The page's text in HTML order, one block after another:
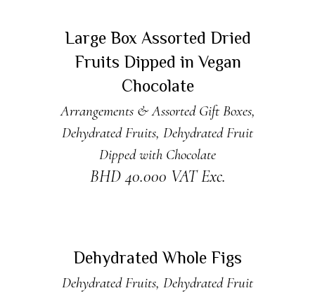
Large Box Assorted Dried
Fruits Dipped in Vegan
Chocolate
Arrangements & Assorted Gift Boxes,
Dehydrated Fruits, Dehydrated Fruit
Dipped with Chocolate
BHD40.000 VAT Exc.
Sold
Dehydrated Whole Figs
Dehydrated Fruits, Dehydrated Fruit